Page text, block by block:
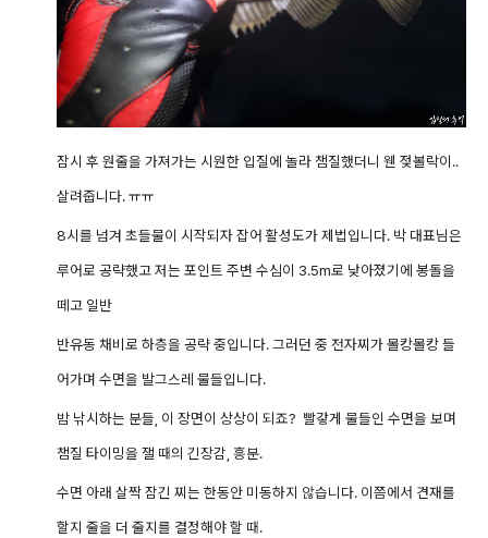
잠시 후 원줄을 가져가는 시원한 입질에 놀라 챔질했더니 웬 젖볼락이..
살려줍니다. ㅠㅠ
8시를 넘겨 초들물이 시작되자 잡어 활성도가 제법입니다. 박 대표님은
루어로 공략했고 저는 포인트 주변 수심이 3.5m로 낮아졌기에 봉돌을
떼고 일반
반유동 채비로 하층을 공략 중입니다. 그러던 중 전자찌가 몰캉몰캉 들
어가며 수면을 발그스레 물들입니다.
밤 낚시하는 분들, 이 장면이 상상이 되죠? 빨갛게 물들인 수면을 보며
챔질 타이밍을 잴 때의 긴장감, 흥분.
수면 아래 살짝 잠긴 찌는 한동안 미동하지 않습니다. 이쯤에서 견재를
할지 줄을 더 줄지를 결정해야 할 때.